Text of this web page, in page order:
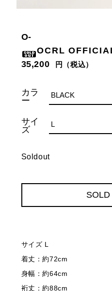
O-
OCRL
35,200
円（税込）
カラ
ー
サイ
ズ
Soldout
サイズ L
着丈：約72cm
身幅：約64cm
裄丈：約88cm